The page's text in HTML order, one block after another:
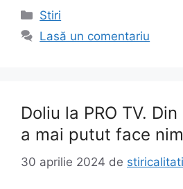
Categorii
Stiri
Lasă un comentariu
Doliu la PRO TV.
a mai putut face
30 aprilie 2024 de